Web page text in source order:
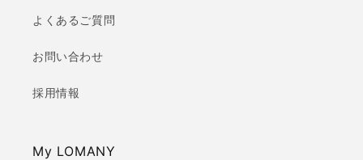
よくあるご質問
お問い合わせ
採用情報
My LOMANY